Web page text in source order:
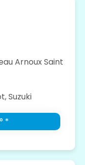
Arnoux Saint
Suzuki
*